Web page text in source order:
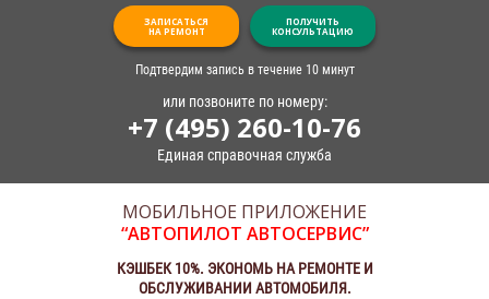
ЗАПИСАТЬСЯ
НА РЕМОНТ
ПОЛУЧИТЬ
КОНСУЛЬТАЦИЮ
Подтвердим запись в течение 10 минут
или позвоните по номеру:
+7 (495) 260-10-76
Единая справочная служба
МОБИЛЬНОЕ ПРИЛОЖЕНИЕ
“АВТОПИЛОТ АВТОСЕРВИС”
КЭШБЕК 10%. ЭКОНОМЬ НА РЕМОНТЕ И
ОБСЛУЖИВАНИИ АВТОМОБИЛЯ.